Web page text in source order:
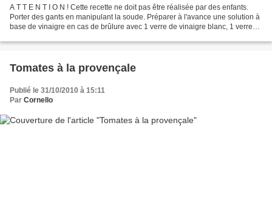
A T T E N T I O N ! Cette recette ne doit pas être réalisée par des enfants.
Porter des gants en manipulant la soude. Préparer à l'avance une solution à
base de vinaigre en cas de brûlure avec 1 verre de vinaigre blanc, 1 verre
Tomates à la provençale
Publié le 31/10/2010 à 15:11
Par Cornello